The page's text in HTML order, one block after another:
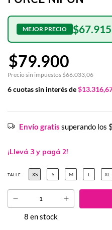
$79.900
6cuotas sin interés de
Precio sin impuestos $66.033,06
$67.915
Envío gratis superando los
¡Llevá 3 y pagá 2!
TALLE XS S M L XL
8 en stock